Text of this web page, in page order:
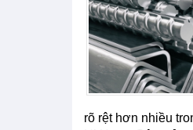
rõ rệt hơn nhiều